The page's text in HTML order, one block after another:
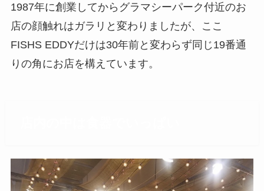
1987年に創業してからグラマシーパーク付近のお
店の顔触れはガラリと変わりましたが、ここ
FISHS EDDYだけは30年前と変わらず同じ19番通
りの角にお店を構えています。